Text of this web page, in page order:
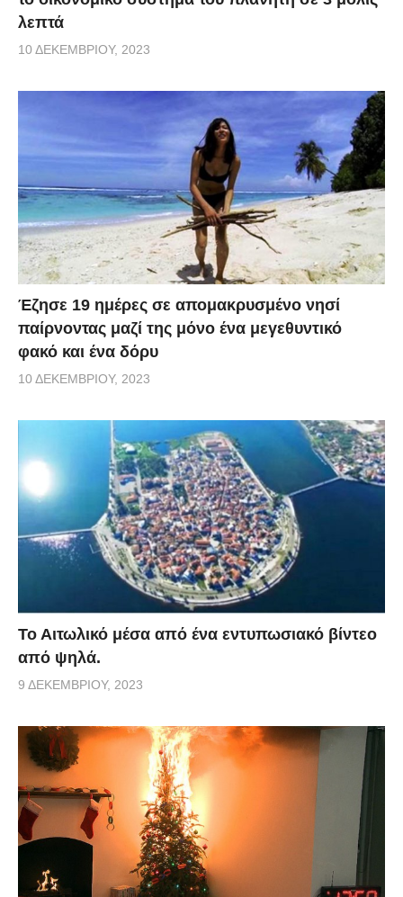
λεπτά
10 ΔΕΚΕΜΒΡΊΟΥ, 2023
Έζησε 19 ημέρες σε απομακρυσμένο νησί
παίρνοντας μαζί της μόνο ένα μεγεθυντικό
φακό και ένα δόρυ
10 ΔΕΚΕΜΒΡΊΟΥ, 2023
Το Αιτωλικό μέσα από ένα εντυπωσιακό βίντεο
από ψηλά.
9 ΔΕΚΕΜΒΡΊΟΥ, 2023